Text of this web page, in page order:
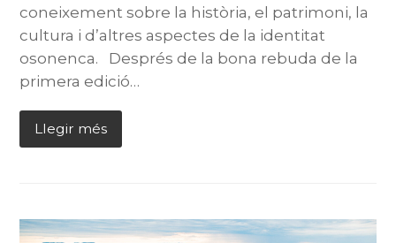
coneixement sobre la història, el patrimoni, la
cultura i d’altres aspectes de la identitat
osonenca. Després de la bona rebuda de la
primera edició…
Llegir més